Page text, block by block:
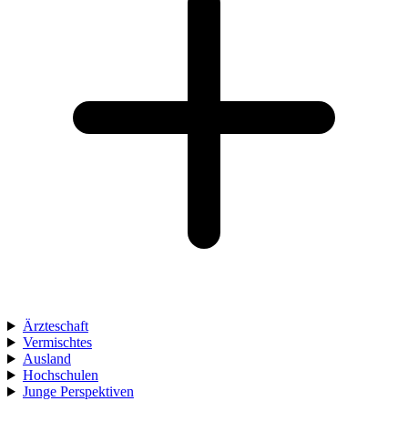
Ärzteschaft
Vermischtes
Ausland
Hochschulen
Junge Perspektiven